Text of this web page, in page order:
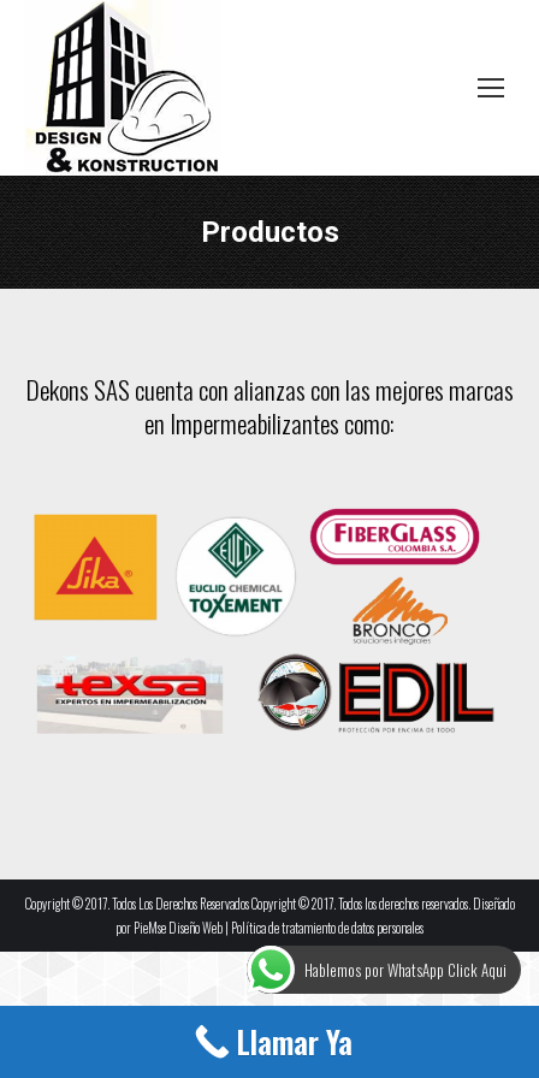
Productos
Dekons SAS cuenta con alianzas con las mejores marcas
en Impermeabilizantes como:
Copyright © 2017. Todos Los Derechos Reservados Copyright © 2017. Todos los derechos reservados. Diseñado
porPieMse Diseño Web| Política de tratamiento de datos personales
Hablemos por WhatsApp Click Aqui
Llamar Ya